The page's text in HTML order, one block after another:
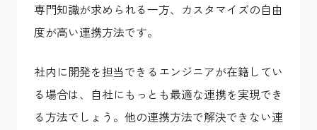
専門知識が求められる一方、カスタマイズの自由
度が高い連携方法です。
社内に開発を担当できるエンジニアが在籍してい
る場合は、自社にもっとも最適な連携を実現でき
る方法でしょう。他の連携方法で解決できない連